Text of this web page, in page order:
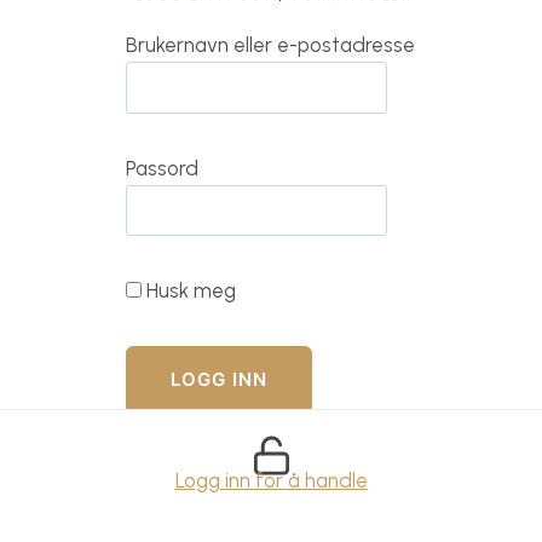
Brukernavn eller e-postadresse
Passord
Husk meg
Logg inn for å handle